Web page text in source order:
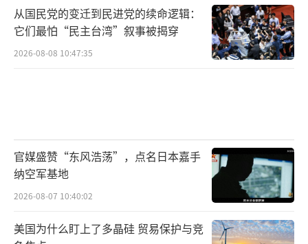
从国民党的变迁到民进党的续命逻辑：
它们最怕“民主台湾”叙事被揭穿
2026-08-08 10:47:35
官媒盛赞“东风浩荡”，点名日本嘉手
纳空军基地
2026-08-07 10:40:02
美国为什么盯上了多晶硅 贸易保护与竞